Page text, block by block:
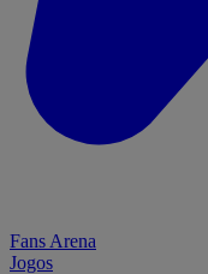
Fans Arena
Jogos